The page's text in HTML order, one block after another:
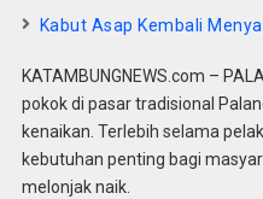
Kabut Asap Kembali
KATAMBUNGNEWS.com –
pokok di pasar tradisional
kenaikan. Terlebih selama
kebutuhan penting bagi
melonjak naik.